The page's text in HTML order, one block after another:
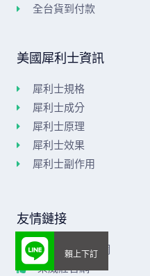
全台貨到付款
美國犀利士資訊
犀利士規格
犀利士成分
犀利士原理
犀利士效果
犀利士副作用
友情鏈接
美國威而鋼官網
樂威莊官網